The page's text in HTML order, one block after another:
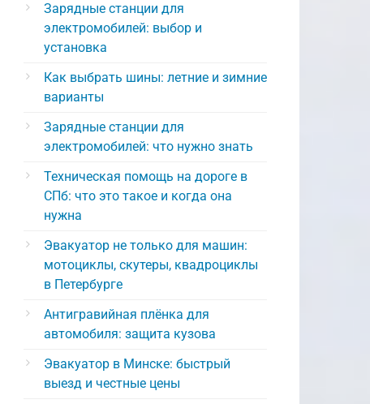
Зарядные станции для
электромобилей: выбор и
установка
Как выбрать шины: летние и зимние
варианты
Зарядные станции для
электромобилей: что нужно знать
Техническая помощь на дороге в
СПб: что это такое и когда она
нужна
Эвакуатор не только для машин:
мотоциклы, скутеры, квадроциклы
в Петербурге
Антигравийная плёнка для
автомобиля: защита кузова
Эвакуатор в Минске: быстрый
выезд и честные цены